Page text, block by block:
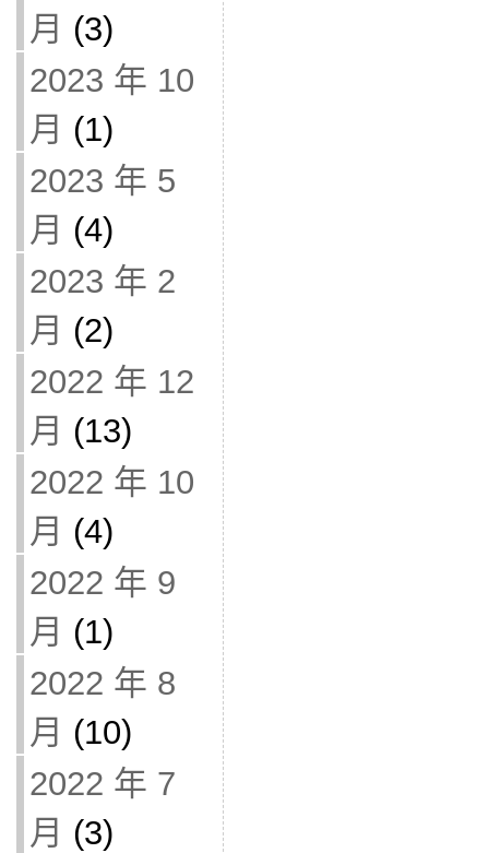
月 (3)
2023 年 10
月 (1)
2023 年 5
月 (4)
2023 年 2
月 (2)
2022 年 12
月 (13)
2022 年 10
月 (4)
2022 年 9
月 (1)
2022 年 8
月 (10)
2022 年 7
月 (3)